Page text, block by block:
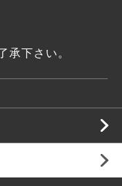
承下さい。